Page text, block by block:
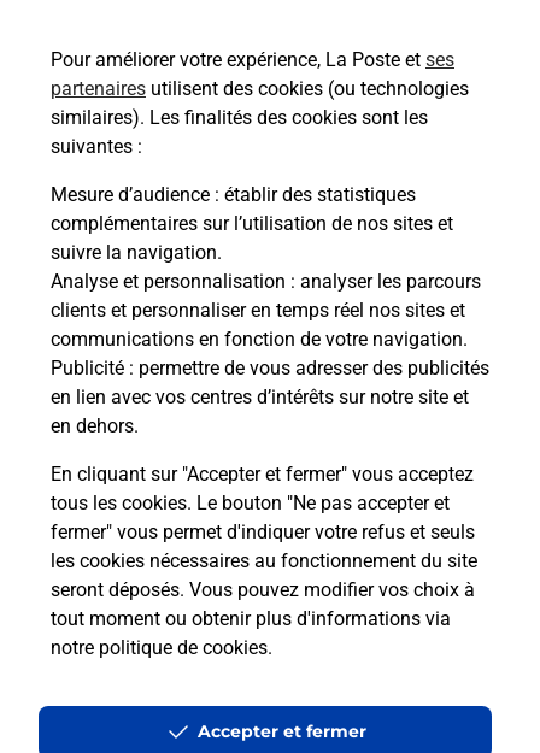
Pour améliorer votre expérience, La Poste et ses
partenaires utilisent des cookies (ou technologies
similaires). Les finalités des cookies sont les
suivantes :
Mesure d’audience : établir des statistiques
complémentaires sur l’utilisation de nos sites et
suivre la navigation.
Analyse et personnalisation : analyser les parcours
clients et personnaliser en temps réel nos sites et
communications en fonction de votre navigation.
Publicité : permettre de vous adresser des publicités
en lien avec vos centres d’intérêts sur notre site et
en dehors.
En cliquant sur "Accepter et fermer" vous acceptez
tous les cookies. Le bouton "Ne pas accepter et
fermer" vous permet d'indiquer votre refus et seuls
les cookies nécessaires au fonctionnement du site
seront déposés. Vous pouvez modifier vos choix à
tout moment ou obtenir plus d'informations via
notre politique de cookies.
Accepter et fermer
Place Du Commandant Arnould
33460 Labarde
Boîte aux lettres La Poste
Collecte du courrier aujourd'hui à 09h30
Place Des Anciennes Ecoles
33460 Labarde
Le lien s'ouvre dans un nouvel onglet
Localiser Liste Boîtes aux lettres Gironde Labarde
Accessibilité : partiellement conforme